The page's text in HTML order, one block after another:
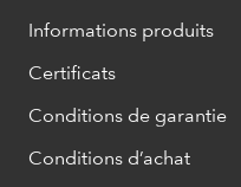
Informations produits
Certificats
Conditions de garantie
Conditions d’achat